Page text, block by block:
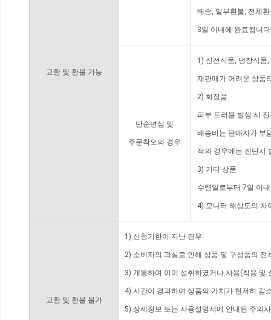
교환 및 환불 가능
배송, 일부환불, 전체
3일 이내에 완료됩니
단순변심 및
주문착오의 경우
1) 신선식품, 냉장식품
재판매가 어려운 상품
2) 화장품
피부 트러블 발생 시
배송비는 판매자가 부
적의 경우에는 진단서
3) 기타 상품
수령일로부터 7일 이
4) 모니터 해상도의 차
교환 및 환불 불가
1) 신청기한이 지난 경우
2) 소비자의 과실로 인해 상품 및 구성품의
3) 개봉하여 이미 섭취하였거나 사용(착용 및
4) 시간이 경과하여 상품의 가치가 현저히 감
5) 상세정보 또는 사용설명서에 안내된 주의